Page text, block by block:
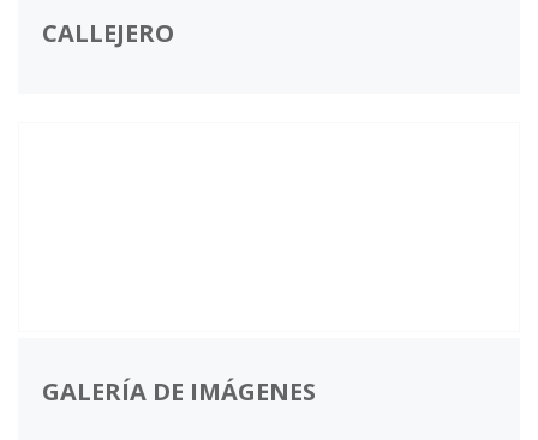
CALLEJERO
GALERÍA DE IMÁGENES